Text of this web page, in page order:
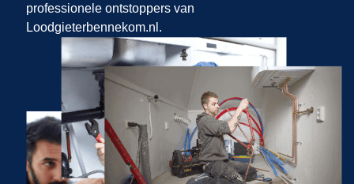
professionele ontstoppers van
Loodgieterbennekom.nl.